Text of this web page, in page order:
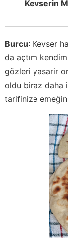
Kevserin
Burcu: Kevser
da açtım
gözleri yasarir
oldu biraz daha
tarifinize